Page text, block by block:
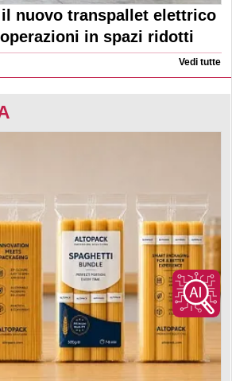
nuovo transpallet elettrico
in spazi ridotti
Vedi tutte